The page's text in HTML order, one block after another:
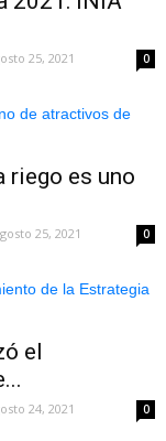
25, 2021 0
riego es uno
25, 2021 0
el
24, 2021 0